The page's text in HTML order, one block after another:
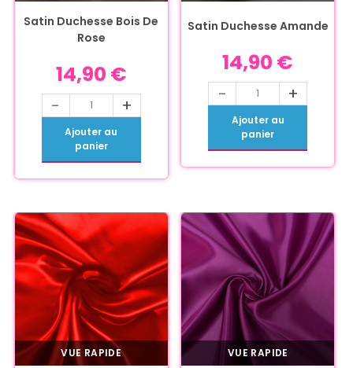
Satin Duchesse Bois De
Rose
14,90 €
- +
Ajouter au
panier
Satin Duchesse Amande
14,90 €
- +
Ajouter au
panier
VUE RAPIDE VUE RAPIDE